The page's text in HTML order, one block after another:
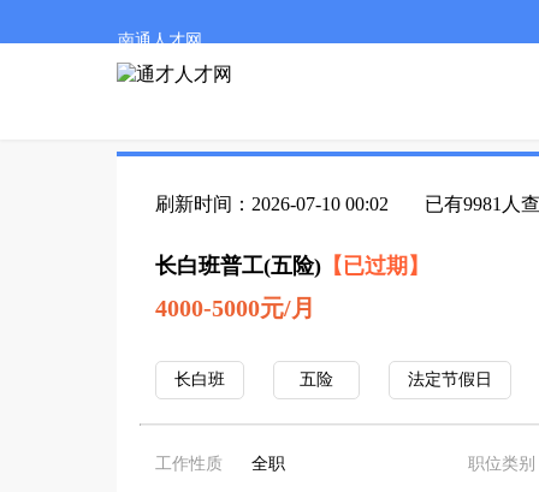
南通人才网
刷新时间：2026-07-10 00:02 已有9981人
长白班普工(五险) 【已过期】
4000-5000元/月
长白班 五险 法定节假日
工作性质 全职 职位类别